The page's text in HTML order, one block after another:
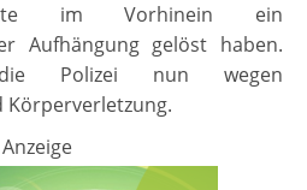
im Vorhinein ein
Aufhängung gelöst haben.
Polizei nun wegen
Körperverletzung.
Anzeige